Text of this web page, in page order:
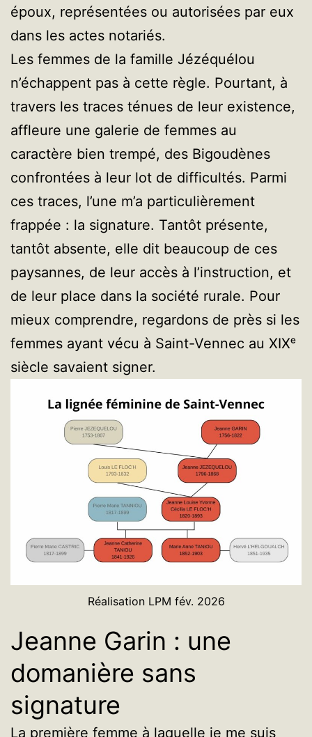
époux, représentées ou autorisées par eux
dans les actes notariés.
Les femmes de la famille Jézéquélou
n’échappent pas à cette règle. Pourtant, à
travers les traces ténues de leur existence,
affleure une galerie de femmes au
caractère bien trempé, des Bigoudènes
confrontées à leur lot de difficultés. Parmi
ces traces, l’une m’a particulièrement
frappée : la signature. Tantôt présente,
tantôt absente, elle dit beaucoup de ces
paysannes, de leur accès à l’instruction, et
de leur place dans la société rurale. Pour
mieux comprendre, regardons de près si les
femmes ayant vécu à Saint-Vennec au XIXᵉ
siècle savaient signer.
Réalisation LPM fév. 2026
Jeanne Garin : une
domanière sans
signature
La première femme à laquelle je me suis